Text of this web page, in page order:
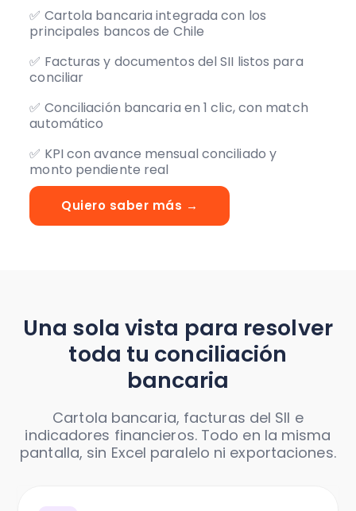
✅ Cartola bancaria integrada con los
principales bancos de Chile
✅ Facturas y documentos del SII listos para
conciliar
✅ Conciliación bancaria en 1 clic, con match
automático
✅ KPI con avance mensual conciliado y
monto pendiente real
Quiero saber más →
Una sola vista para resolver
toda tu conciliación
bancaria
Cartola bancaria, facturas del SII e
indicadores financieros. Todo en la misma
pantalla, sin Excel paralelo ni exportaciones.